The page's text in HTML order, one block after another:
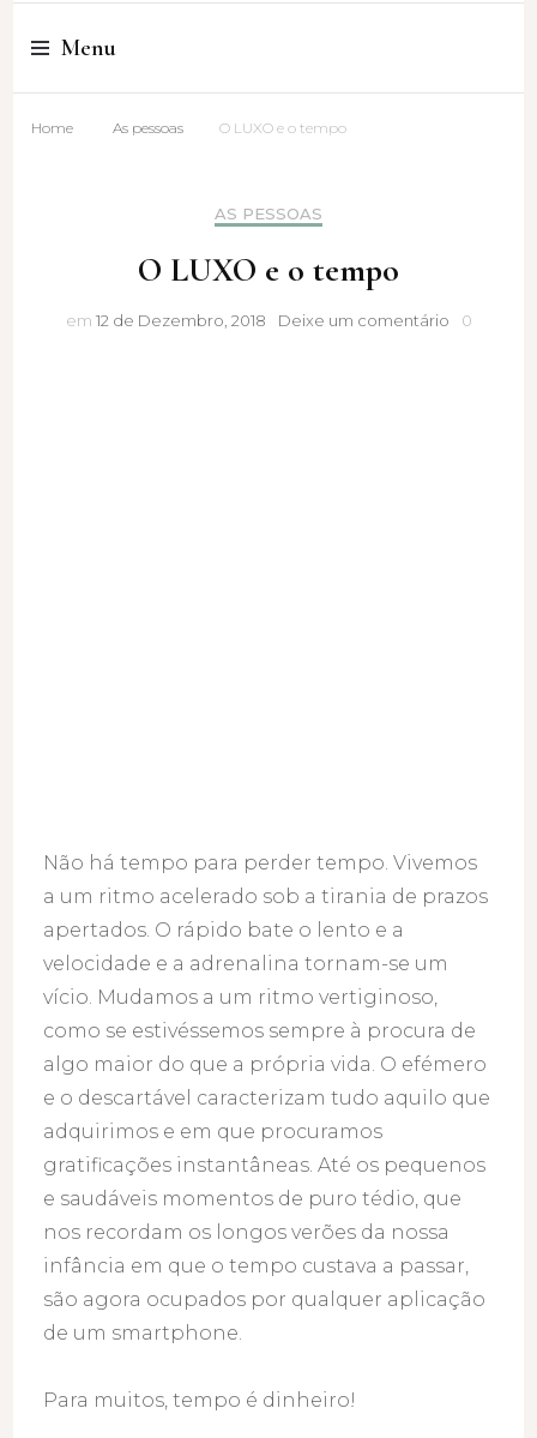
Cristina Amaro
Menu
Home As pessoas O LUXO e o tempo
AS PESSOAS
O LUXO e o tempo
em 12 de Dezembro, 2018 Deixe um comentárioO 0
Não há tempo para perder tempo. Vivemos
a um ritmo acelerado sob a tirania de prazos
apertados. O rápido bate o lento e a
velocidade e a adrenalina tornam-se um
vício. Mudamos a um ritmo vertiginoso,
como se estivéssemos sempre à procura de
algo maior do que a própria vida. O efémero
e o descartável caracterizam tudo aquilo que
adquirimos e em que procuramos
gratificações instantâneas. Até os pequenos
e saudáveis momentos de puro tédio, que
nos recordam os longos verões da nossa
infância em que o tempo custava a passar,
são agora ocupados por qualquer aplicação
de um smartphone.
Para muitos, tempo é dinheiro!